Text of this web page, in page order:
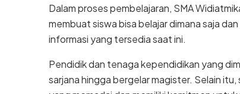
Dalam proses pembelajaran, SMA
membuat siswa bisa belajar dimana saja
informasi yang tersedia saat ini.
Pendidik dan tenaga kependidikan yang
sarjana hingga bergelar magister. Selain